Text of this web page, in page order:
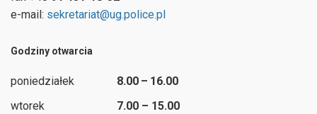
e-mail: sekretariat@ug.police.pl
Godziny otwarcia
poniedziałek
8.00 – 16.00
wtorek
7.00 – 15.00